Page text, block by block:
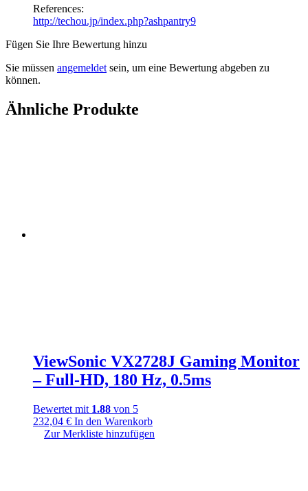
References:
http://techou.jp/index.php?ashpantry9
Fügen Sie Ihre Bewertung hinzu
Sie müssen angemeldetsein, um eine Bewertung abgeben zu
können.
Ähnliche Produkte
ViewSonic VX2728J Gaming Monitor
– Full-HD, 180 Hz, 0.5ms
Bewertet mit 1.88 von 5
232,04 € In den Warenkorb
Zur Merkliste hinzufügen